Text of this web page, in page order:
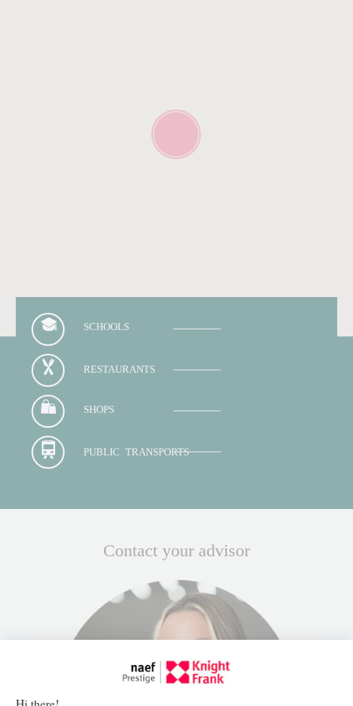
en discuter de vive voix ou pour organiser une
visite de la parcelle à votre meilleure convenance.
SCHOOLS
RESTAURANTS
SHOPS
PUBLIC TRANSPORTS
Contact your advisor